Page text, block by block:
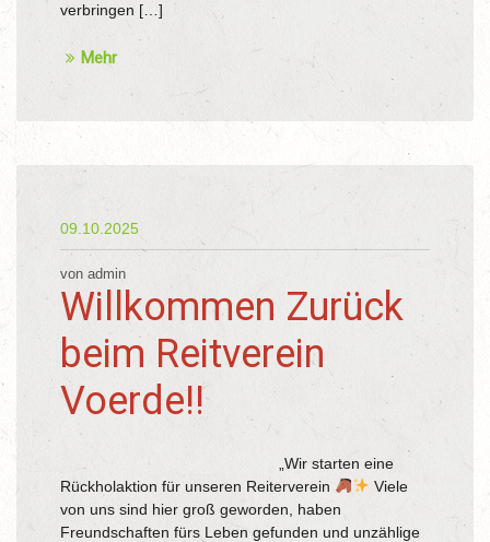
verbringen […]
Mehr
09.10.2025
von admin
Willkommen Zurück
beim Reitverein
Voerde!!
„Wir starten eine
Rückholaktion für unseren Reiterverein
Viele
von uns sind hier groß geworden, haben
Freundschaften fürs Leben gefunden und unzählige